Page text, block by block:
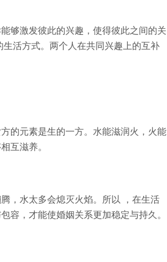
够激发彼此的兴趣，使得彼此之间的关
活方式。两个人在共同兴趣上的互补
的元素是生的一方。水能滋润火，火能
互滋养。
，水太多会熄灭火焰。所以 ，在生活
容，才能使婚姻关系更加稳定与持久。